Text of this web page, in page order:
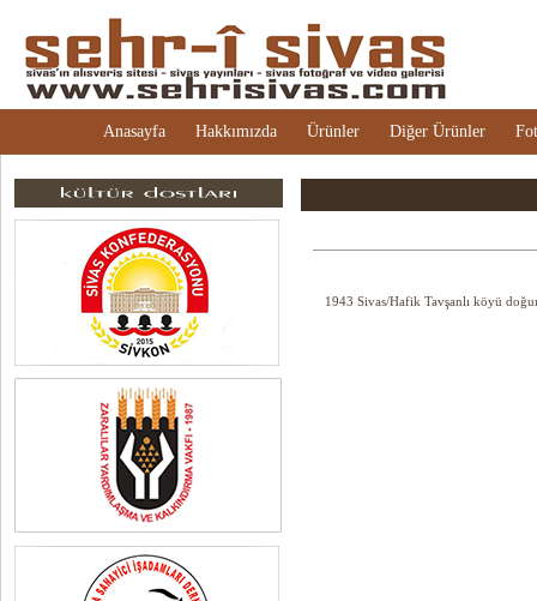
Anasayfa Hakkımızda Ürünler Diğer Ürünler
1943 Sivas/Hafik Tavşanlı köyü